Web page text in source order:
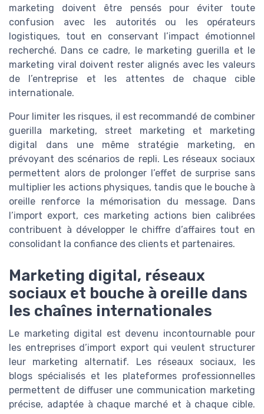
marketing doivent être pensés pour éviter toute
confusion avec les autorités ou les opérateurs
logistiques, tout en conservant l’impact émotionnel
recherché. Dans ce cadre, le marketing guerilla et le
marketing viral doivent rester alignés avec les valeurs
de l’entreprise et les attentes de chaque cible
internationale.
Pour limiter les risques, il est recommandé de combiner
guerilla marketing, street marketing et marketing
digital dans une même stratégie marketing, en
prévoyant des scénarios de repli. Les réseaux sociaux
permettent alors de prolonger l’effet de surprise sans
multiplier les actions physiques, tandis que le bouche à
oreille renforce la mémorisation du message. Dans
l’import export, ces marketing actions bien calibrées
contribuent à développer le chiffre d’affaires tout en
consolidant la confiance des clients et partenaires.
Marketing digital, réseaux
sociaux et bouche à oreille dans
les chaînes internationales
Le marketing digital est devenu incontournable pour
les entreprises d’import export qui veulent structurer
leur marketing alternatif. Les réseaux sociaux, les
blogs spécialisés et les plateformes professionnelles
permettent de diffuser une communication marketing
précise, adaptée à chaque marché et à chaque cible.